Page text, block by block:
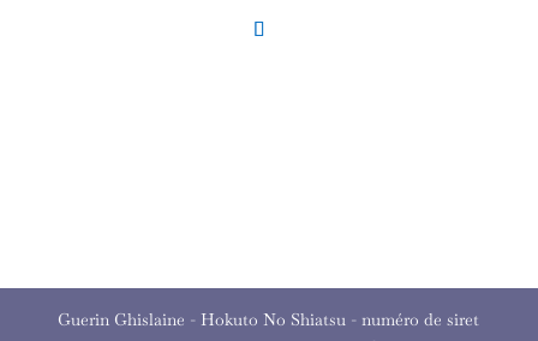
Guerin Ghislaine - Hokuto No Shiatsu - numéro de siret